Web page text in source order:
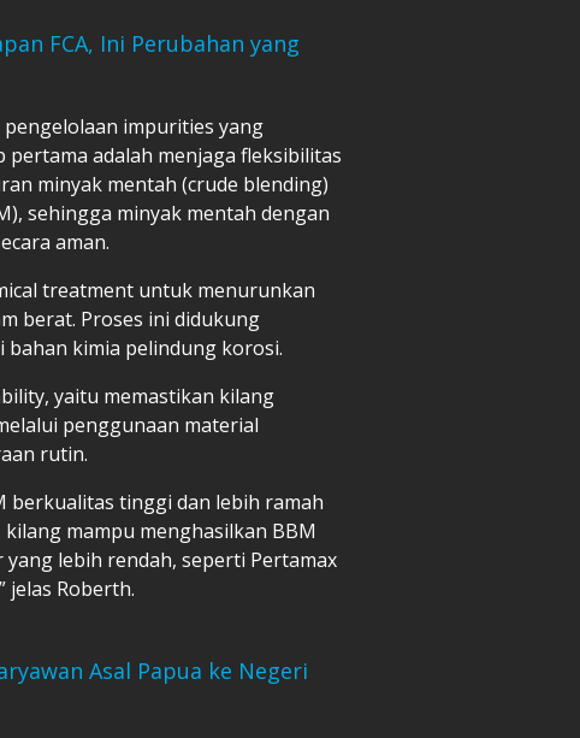
FCA, Ini Perubahan yang
impurities yang
adalah menjaga fleksibilitas
minyak mentah (crude blending)
sehingga minyak mentah dengan
aman.
treatment untuk menurunkan
berat. Proses ini didukung
kimia pelindung korosi.
yaitu memastikan kilang
penggunaan material
rutin.
berkualitas tinggi dan lebih ramah
mampu menghasilkan BBM
lebih rendah, seperti Pertamax
jelas Roberth.
Asal Papua ke Negeri